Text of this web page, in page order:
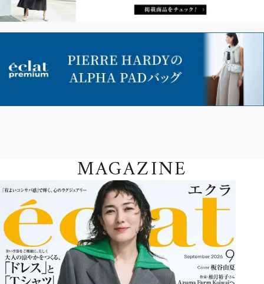
MAGAZINE